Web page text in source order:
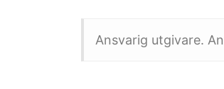
Ansvarig utgivare.